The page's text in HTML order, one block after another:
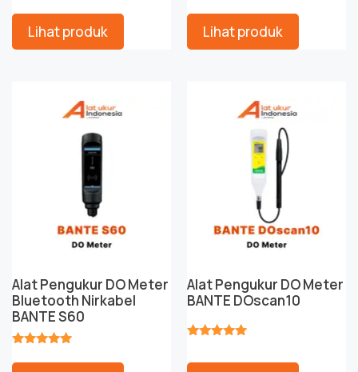
Lihat produk Lihat produk
Alat Pengukur DO Meter
Bluetooth Nirkabel
BANTE S60
Alat Pengukur DO Meter
BANTE DOscan10